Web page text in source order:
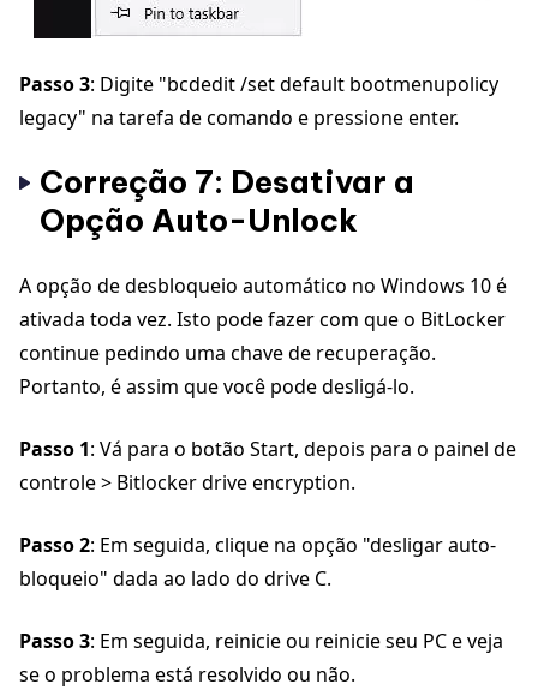
Passo 3: Digite "bcdedit /set default bootmenupolicy
legacy" na tarefa de comando e pressione enter.
Correção 7: Desativar a
Opção Auto-Unlock
A opção de desbloqueio automático no Windows 10 é
ativada toda vez. Isto pode fazer com que o BitLocker
continue pedindo uma chave de recuperação.
Portanto, é assim que você pode desligá-lo.
Passo 1: Vá para o botão Start, depois para o painel de
controle > Bitlocker drive encryption.
Passo 2: Em seguida, clique na opção "desligar auto-
bloqueio" dada ao lado do drive C.
Passo 3: Em seguida, reinicie ou reinicie seu PC e veja
se o problema está resolvido ou não.